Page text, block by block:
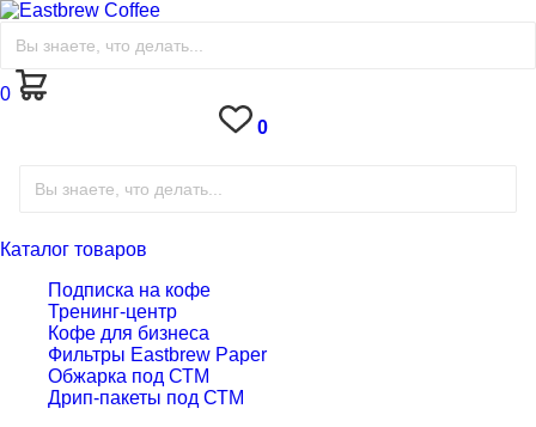
0
0
Каталог товаров
Подписка на кофе
Тренинг-центр
Кофе для бизнеса
Фильтры Eastbrew Paper
Обжарка под СТМ
Дрип-пакеты под СТМ